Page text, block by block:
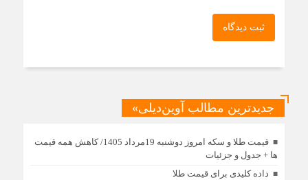
ثبت دیدگاه
جدیدترین مطالب آوین‌دیلی»
قیمت طلا و سکه امروز دوشنبه 19مرداد 1405/ کاهش همه قیمت
ها + جدول و جزئیات
داده کلیدی برای قیمت طلا